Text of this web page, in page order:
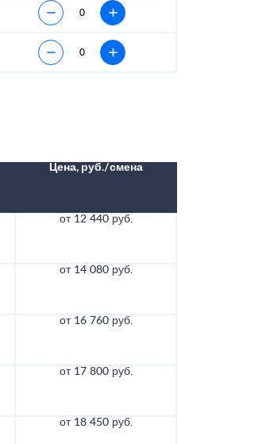
Цена, руб./смена
от 12 440 руб.
от 14 080 руб.
от 16 760 руб.
от 17 800 руб.
от 18 450 руб.